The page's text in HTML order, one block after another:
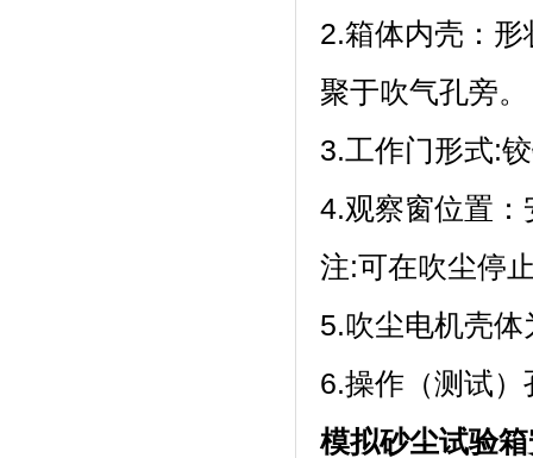
2.箱体内壳：
聚于吹气孔旁。
3.工作门形式:
4.观察窗位置
注:可在吹尘停
5.吹尘电机壳体为
6.操作（测试）
模拟砂尘试验